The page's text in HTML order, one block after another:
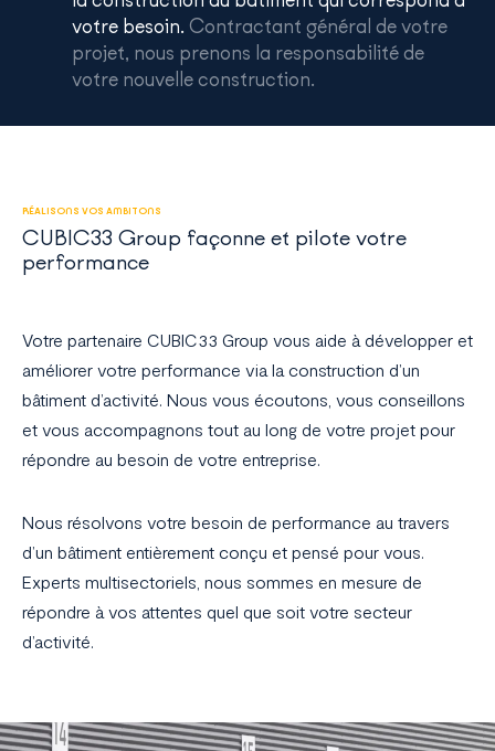
votre besoin. Contractant général de votre
projet, nous prenons la responsabilité de
votre nouvelle construction.
RÉALISONS VOS AMBITONS
CUBIC33 Group façonne et pilote votre
performance
Votre partenaire CUBIC33 Group vous aide à développer et
améliorer votre performance via la construction d’un
bâtiment d’activité. Nous vous écoutons, vous conseillons
et vous accompagnons tout au long de votre projet pour
répondre au besoin de votre entreprise.
Nous résolvons votre besoin de performance au travers
d’un bâtiment entièrement conçu et pensé pour vous.
Experts multisectoriels, nous sommes en mesure de
répondre à vos attentes quel que soit votre secteur
d’activité.